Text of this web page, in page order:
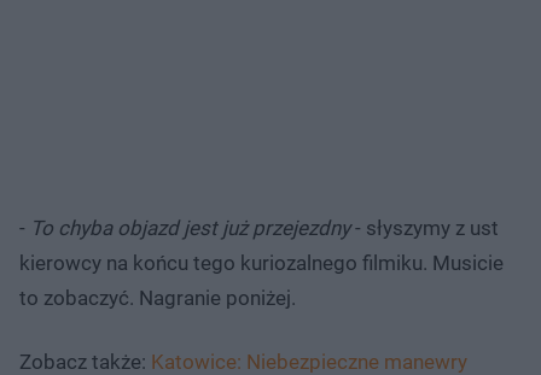
- To chyba objazd jest już przejezdny- słyszymy z ust
kierowcy na końcu tego kuriozalnego filmiku. Musicie
to zobaczyć. Nagranie poniżej.
Zobacz także: Katowice: Niebezpieczne manewry